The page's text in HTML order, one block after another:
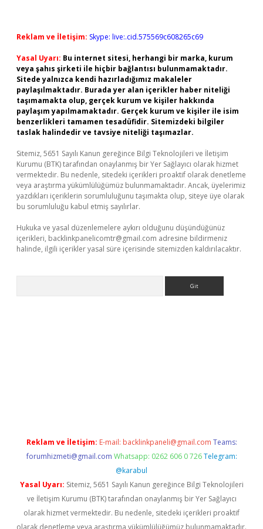
Reklam ve İletişim: Skype: live:.cid.575569c608265c69
Yasal Uyarı: Bu internet sitesi, herhangi bir marka, kurum
veya şahıs şirketi ile hiçbir bağlantısı bulunmamaktadır.
Sitede yalnızca kendi hazırladığımız makaleler
paylaşılmaktadır. Burada yer alan içerikler haber niteliği
taşımamakta olup, gerçek kurum ve kişiler hakkında
paylaşım yapılmamaktadır. Gerçek kurum ve kişiler ile isim
benzerlikleri tamamen tesadüfidir. Sitemizdeki bilgiler
taslak halindedir ve tavsiye niteliği taşımazlar.
Sitemiz, 5651 Sayılı Kanun gereğince Bilgi Teknolojileri ve İletişim
Kurumu (BTK) tarafından onaylanmış bir Yer Sağlayıcı olarak hizmet
vermektedir. Bu nedenle, sitedeki içerikleri proaktif olarak denetleme
veya araştırma yükümlülüğümüz bulunmamaktadır. Ancak, üyelerimiz
yazdıkları içeriklerin sorumluluğunu taşımakta olup, siteye üye olarak
bu sorumluluğu kabul etmiş sayılırlar.
Hukuka ve yasal düzenlemelere aykırı olduğunu düşündüğünüz
içerikleri, backlinkpanelicomtr@gmail.com adresine bildirmeniz
halinde, ilgili içerikler yasal süre içerisinde sitemizden kaldırılacaktır.
Reklam ve İletişim: E-mail: backlinkpaneli@gmail.com Teams:
forumhizmeti@gmail.com Whatsapp: 0262 606 0 726 Telegram:
@karabul
Yasal Uyarı: Sitemiz, 5651 Sayılı Kanun gereğince Bilgi Teknolojileri
ve İletişim Kurumu (BTK) tarafından onaylanmış bir Yer Sağlayıcı
olarak hizmet vermektedir. Bu nedenle, sitedeki içerikleri proaktif
olarak denetleme veya araştırma yükümlülüğümüz bulunmamaktadır.